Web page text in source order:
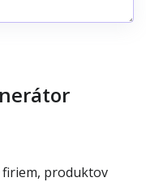
firiem, produktov